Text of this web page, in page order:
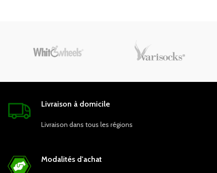
Livraison à domicile
Livraison dans tous les régions
Modalités d'achat